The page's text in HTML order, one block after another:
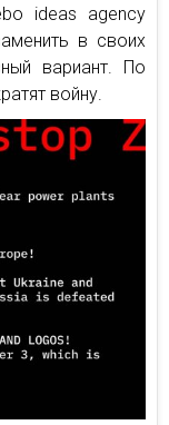
ideas agency
в своих
вариант. По
войну.